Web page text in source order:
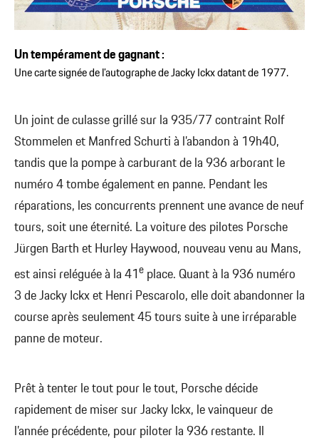
Un tempérament de gagnant :
Une carte signée de l’autographe de Jacky Ickx datant de 1977.
Un joint de culasse grillé sur la 935/77 contraint Rolf
Stommelen et Manfred Schurti à l’abandon à 19h40,
tandis que la pompe à carburant de la 936 arborant le
numéro 4 tombe également en panne. Pendant les
réparations, les concurrents prennent une avance de neuf
tours, soit une éternité. La voiture des pilotes Porsche
Jürgen Barth et Hurley Haywood, nouveau venu au Mans,
est ainsi reléguée à la 41e place. Quant à la 936 numéro
3 de Jacky Ickx et Henri Pescarolo, elle doit abandonner la
course après seulement 45 tours suite à une irréparable
panne de moteur.
Prêt à tenter le tout pour le tout, Porsche décide
rapidement de miser sur Jacky Ickx, le vainqueur de
l’année précédente, pour piloter la 936 restante. Il